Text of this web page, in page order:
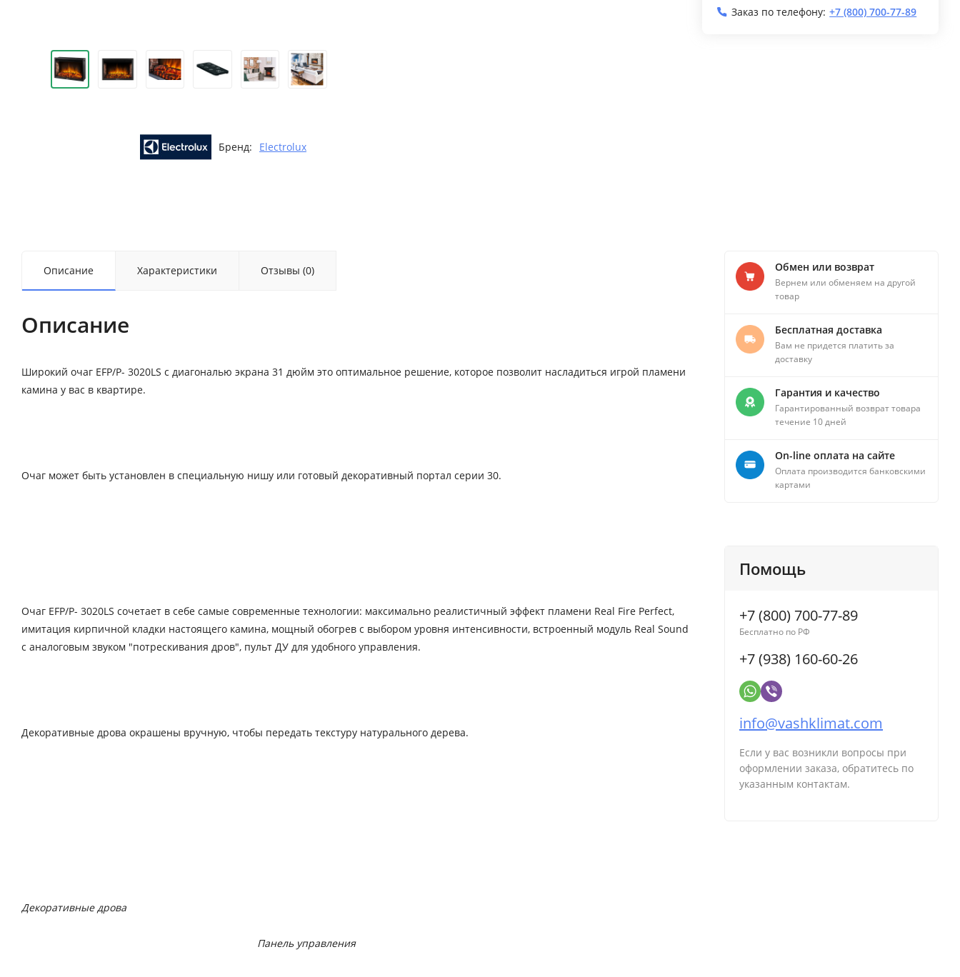
Бренд: Electrolux
Заказ по телефону: +7 (800) 700-77-89
Описание Характеристики Отзывы (0)
Описание
Широкий очаг EFP/P- 3020LS с диагональю экрана 31 дюйм это оптимальное решение, которое позволит насладиться игрой пламени
камина у вас в квартире.
Очаг может быть установлен в специальную нишу или готовый декоративный портал серии 30.
Очаг EFP/P- 3020LS сочетает в себе самые современные технологии: максимально реалистичный эффект пламени Real Fire Perfect,
имитация кирпичной кладки настоящего камина, мощный обогрев с выбором уровня интенсивности, встроенный модуль Real Sound
с аналоговым звуком "потрескивания дров", пульт ДУ для удобного управления.
Декоративные дрова окрашены вручную, чтобы передать текстуру натурального дерева.
Декоративные дрова
Панель управления
Обмен или возврат
Вернем или обменяем на другой
товар
Бесплатная доставка
Вам не придется платить за
доставку
Гарантия и качество
Гарантированный возврат товара
течение 10 дней
On-line оплата на сайте
Оплата производится банковскими
картами
Помощь
+7 (800) 700-77-89
Бесплатно по РФ
+7 (938) 160-60-26
info@vashklimat.com
Если у вас возникли вопросы при
оформлении заказа, обратитесь по
указанным контактам.